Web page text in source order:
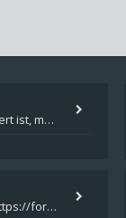
Wenn das Speil installiert ist, müsste unter "Dokumente" auf Deinem Rechner ein Verzeichnis "blade of destiny" sein. Dar
Probiere es mal hier: https://forum.schicksalsklinge.com/viewtopic.php?f=239&t=15661